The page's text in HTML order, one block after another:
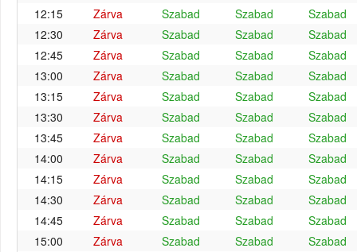
12:15
Zárva Szabad Szabad
Szabad
12:30
Zárva Szabad Szabad
Szabad
12:45
Zárva Szabad Szabad
Szabad
13:00
Zárva Szabad Szabad
Szabad
13:15
Zárva Szabad Szabad
Szabad
13:30
Zárva Szabad Szabad
Szabad
13:45
Zárva Szabad Szabad
Szabad
14:00
Zárva Szabad Szabad
Szabad
14:15
Zárva Szabad Szabad
Szabad
14:30
Zárva Szabad Szabad
Szabad
14:45
Zárva Szabad Szabad
Szabad
15:00
Zárva Szabad Szabad
Szabad